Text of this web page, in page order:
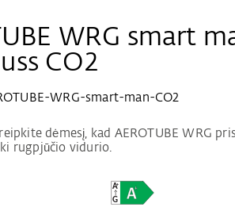
WRG smart
CO2
WRG-smart-man-CO2
dėmesį, kad AEROTUBE WRG
rugpjūčio vidurio.